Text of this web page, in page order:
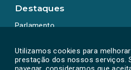
Utilizamos cookies para
prestação dos nossos serviços.
Destaques
Parlamento